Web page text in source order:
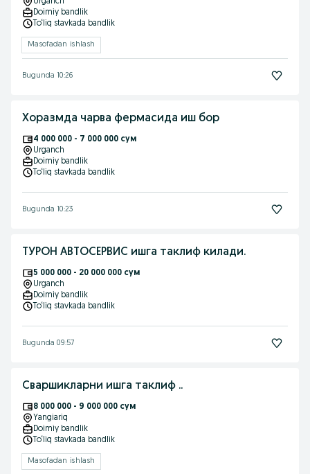
Doimiy bandlik
To‘liq stavkada bandlik
Masofadan ishlash
Bugunda 10:26
Хоразмда чарва фермасида иш бор
4 000 000 - 7 000 000 сум
Urganch
Doimiy bandlik
To‘liq stavkada bandlik
Bugunda 10:23
ТУРОН АВТОСЕРВИС ишга таклиф килади.
5 000 000 - 20 000 000 сум
Urganch
Doimiy bandlik
To‘liq stavkada bandlik
Bugunda 09:57
Сваршикларни ишга таклиф ..
8 000 000 - 9 000 000 сум
Yangiariq
Doimiy bandlik
To‘liq stavkada bandlik
Masofadan ishlash